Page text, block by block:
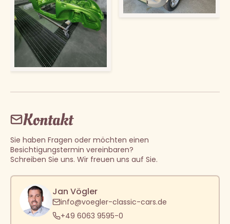
Kontakt
Sie haben Fragen oder möchten einen
Besichtigungstermin vereinbaren?
Schreiben Sie uns. Wir freuen uns auf Sie.
Jan Vögler
info@voegler-classic-cars.de
+49 6063 9595-0